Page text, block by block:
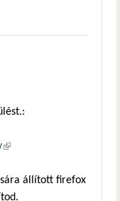
(külső hivatkozás)
állított firefox